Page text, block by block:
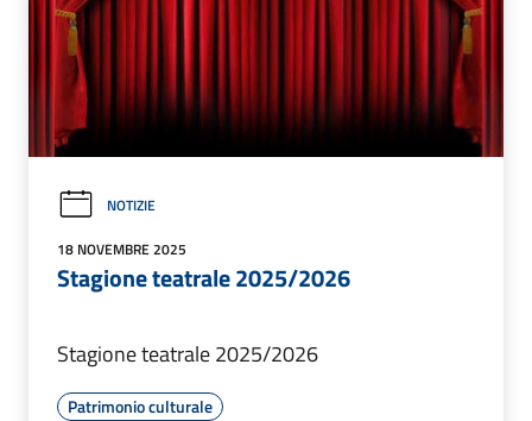
NOTIZIE
18 NOVEMBRE 2025
Stagione teatrale 2025/2026
Stagione teatrale 2025/2026
Patrimonio culturale